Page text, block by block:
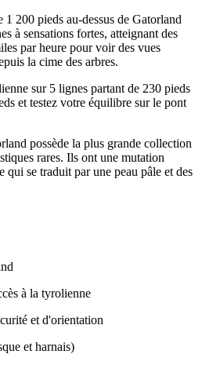
1 200 pieds au-dessus de Gatorland
à sensations fortes, atteignant des
par heure pour voir des vues
la cime des arbres.
sur 5 lignes partant de 230 pieds
et testez votre équilibre sur le pont
possède la plus grande collection
rares. Ils ont une mutation
qui se traduit par une peau pâle et des
à la tyrolienne
et d'orientation
et harnais)